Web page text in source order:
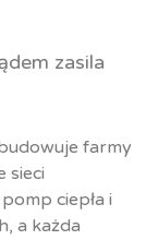
zasila
farmy
sieci
ciepła i
a każda